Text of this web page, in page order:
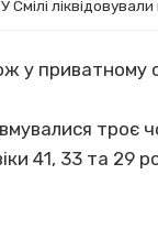
У Смілі
у приватному
троє
41, 33 та 29